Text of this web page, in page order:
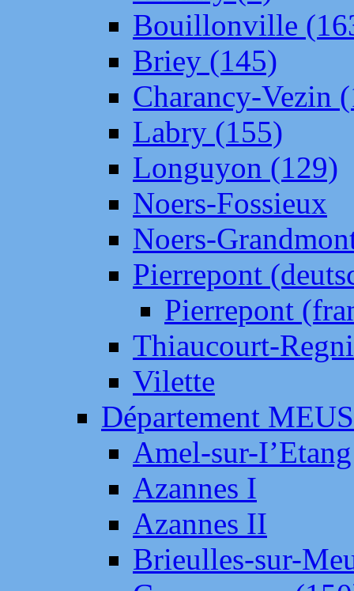
Bouillonville
Briey (145)
Charancy-Vezin
Labry (155)
Longuyon (129)
Noers-Fossieux
Noers-
Pierrepont
Pierrepont
Thiaucourt-
Vilette
Département
Amel-sur-
Azannes I
Azannes II
Brieulles-sur-